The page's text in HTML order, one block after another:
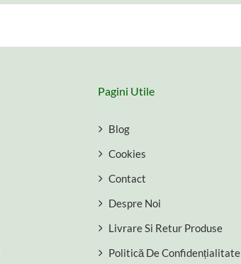
Pagini Utile
Blog
Cookies
Contact
Despre Noi
Livrare Si Retur Produse
Politică De Confidențialitate